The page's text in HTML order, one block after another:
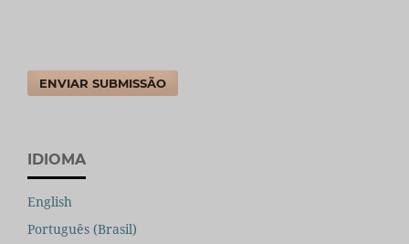
ENVIAR SUBMISSÃO
IDIOMA
English
Português (Brasil)